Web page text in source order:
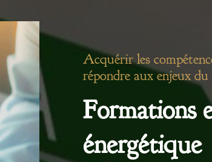
Acquérir les
répondre aux enjeux
Formations
énergétique